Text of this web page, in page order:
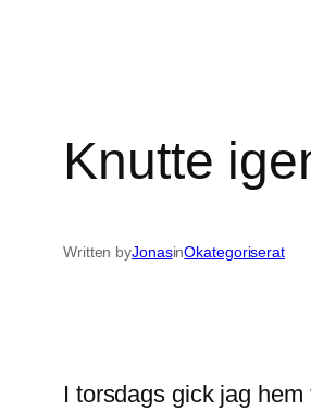
Knutte
Written byJonasinOkategoriserat
I torsdags gick jag